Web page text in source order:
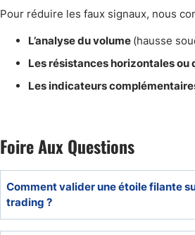
Pour réduire les faux signaux, nous
L’analyse du volume (hausse
Les résistances horizontales ou
Les indicateurs
Foire Aux Questions
Comment valider une étoile filante
trading ?